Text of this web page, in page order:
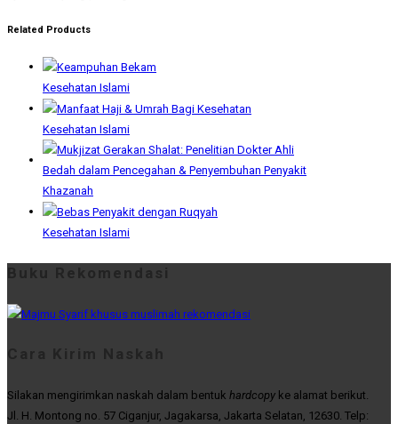
Related Products
Kesehatan Islami
Kesehatan Islami
Khazanah
Kesehatan Islami
Buku Rekomendasi
Cara Kirim Naskah
Silakan mengirimkan naskah dalam bentuk hardcopy ke alamat berikut.
Jl. H. Montong no. 57 Ciganjur, Jagakarsa, Jakarta Selatan, 12630. Telp: